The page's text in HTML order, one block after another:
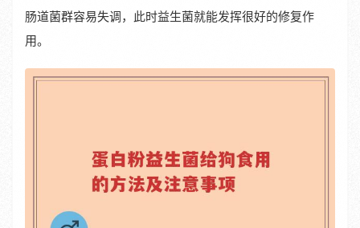
肠道菌群容易失调，此时益生菌就能发挥很好的修复作
用。